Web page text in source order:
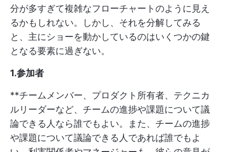
分が多すぎて複雑なフローチャートのように見え
るかもしれない。しかし、それを分解してみる
と、主にショーを動かしているのはいくつかの鍵
となる要素に過ぎない。
1.参加者
**チームメンバー、プロダクト所有者、テクニカ
ルリーダーなど、チームの進捗や課題について議
論できる人なら誰でもよい。また、チームの進捗
や課題について議論できる人であれば誰でもよ